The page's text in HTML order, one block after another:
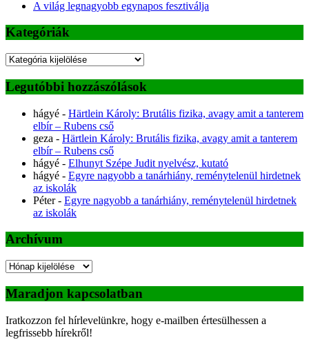
A világ legnagyobb egynapos fesztiválja
Kategóriák
Kategóriák
Legutóbbi hozzászólások
hágyé - Härtlein Károly: Brutális fizika, avagy amit a tanterem
elbír – Rubens cső
geza - Härtlein Károly: Brutális fizika, avagy amit a tanterem
elbír – Rubens cső
hágyé - Elhunyt Szépe Judit nyelvész, kutató
hágyé - Egyre nagyobb a tanárhiány, reménytelenül hirdetnek
az iskolák
Péter- Egyre nagyobb a tanárhiány, reménytelenül hirdetnek
az iskolák
Archívum
Archívum
Maradjon kapcsolatban
Iratkozzon fel hírlevelünkre, hogy e-mailben értesülhessen a
legfrissebb hírekről!